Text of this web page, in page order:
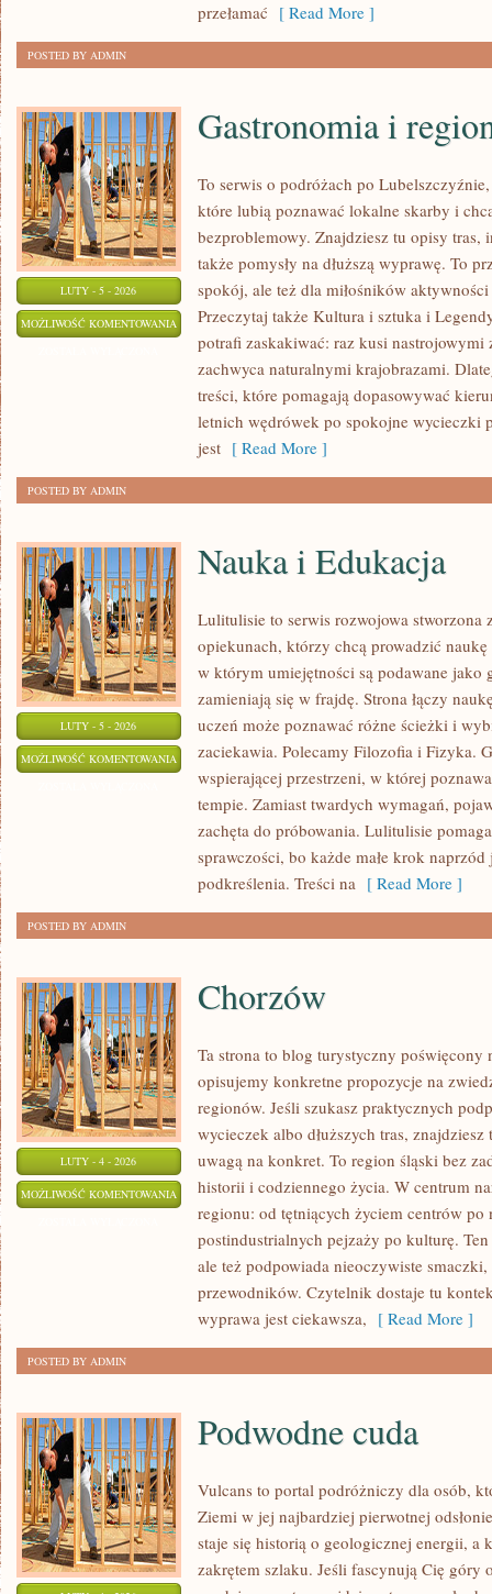
przełamać [ Read More ]
POSTED BY ADMIN
LUTY - 5 - 2026
MOŻLIWOŚĆ KOMENTOWANIA GASTRONOMIA
REGIONALNE
SMAKI
Gastronomia i
To serwis o podróżach po
które lubią poznawać lokalne skarby i
bezproblemowy. Znajdziesz tu opisy tras,
także pomysły na dłuższą wyprawę. To
spokój, ale też dla miłośników
Przeczytaj także Kultura i sztuka i
potrafi zaskakiwać: raz kusi
zachwyca naturalnymi krajobrazami.
treści, które pomagają dopasowywać
letnich wędrówek po spokojne wycieczki
jest [ Read More ]
POSTED BY ADMIN
LUTY - 5 - 2026
MOŻLIWOŚĆ KOMENTOWANIA NAUKA
EDUKACJA
Nauka i Edukacja
Lulitulisie to serwis rozwojowa stworzona
opiekunach, którzy chcą prowadzić naukę
w którym umiejętności są podawane jako
zamieniają się w frajdę. Strona łączy
uczeń może poznawać różne ścieżki i
zaciekawia. Polecamy Filozofia i Fizyka.
wspierającej przestrzeni, w której
tempie. Zamiast twardych wymagań,
zachęta do próbowania. Lulitulisie
sprawczości, bo każde małe krok
podkreślenia. Treści na [ Read More ]
POSTED BY ADMIN
LUTY - 4 - 2026
MOŻLIWOŚĆ KOMENTOWANIA CHORZÓW
Chorzów
Ta strona to blog turystyczny poświęcony
opisujemy konkretne propozycje na
regionów. Jeśli szukasz praktycznych
wycieczek albo dłuższych tras,
uwagą na konkret. To region śląski bez
historii i codziennego życia. W centrum
regionu: od tętniących życiem centrów po
postindustrialnych pejzaży po kulturę.
ale też podpowiada nieoczywiste
przewodników. Czytelnik dostaje tu
wyprawa jest ciekawsza, [ Read More ]
POSTED BY ADMIN
Podwodne cuda
Vulcans to portal podróżniczy dla osób,
Ziemi w jej najbardziej pierwotnej
staje się historią o geologicznej energii, a
zakrętem szlaku. Jeśli fascynują Cię góry